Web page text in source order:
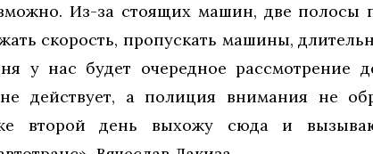
Из-за стоящих машин, две полосы
скорость, пропускать машины,
у нас будет очередное рассмотрение
действует, а полиция внимания не
второй день выхожу сюда и